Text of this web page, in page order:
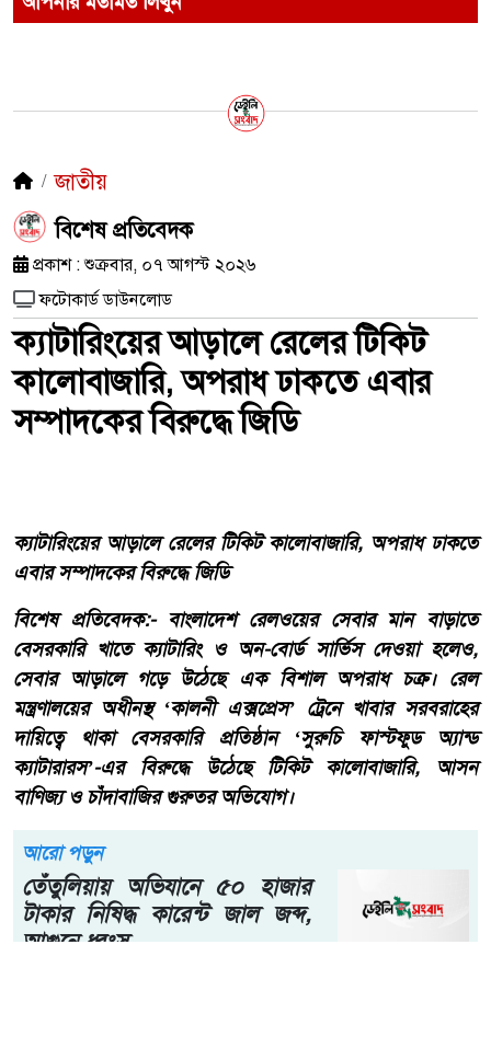
জাতীয়
​বিশেষ প্রতিবেদক
প্রকাশ : শুক্রবার, ০৭ আগস্ট ২০২৬
ফটোকার্ড ডাউনলোড
ক্যাটারিংয়ের আড়ালে রেলের টিকিট
কালোবাজারি, অপরাধ ঢাকতে এবার
সম্পাদকের বিরুদ্ধে জিডি
ক্যাটারিংয়ের আড়ালে রেলের টিকিট কালোবাজারি, অপরাধ ঢাকতে
এবার সম্পাদকের বিরুদ্ধে জিডি
​বিশেষ প্রতিবেদক:- ​বাংলাদেশ রেলওয়ের সেবার মান বাড়াতে
বেসরকারি খাতে ক্যাটারিং ও অন-বোর্ড সার্ভিস দেওয়া হলেও,
সেবার আড়ালে গড়ে উঠেছে এক বিশাল অপরাধ চক্র। রেল
মন্ত্রণালয়ের অধীনস্থ ‘কালনী এক্সপ্রেস’ ট্রেনে খাবার সরবরাহের